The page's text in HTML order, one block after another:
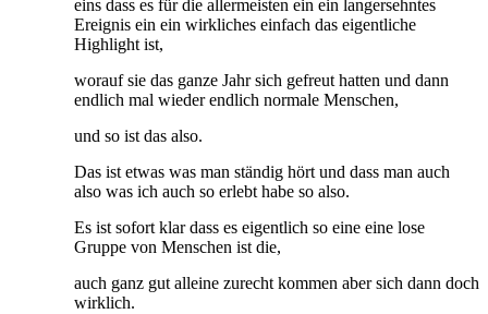
eins dass es für die allermeisten ein ein langersehntes
Ereignis ein ein wirkliches einfach das eigentliche
Highlight ist,
worauf sie das ganze Jahr sich gefreut hatten und dann
endlich mal wieder endlich normale Menschen,
und so ist das also.
Das ist etwas was man ständig hört und dass man auch
also was ich auch so erlebt habe so also.
Es ist sofort klar dass es eigentlich so eine eine lose
Gruppe von Menschen ist die,
auch ganz gut alleine zurecht kommen aber sich dann doch
wirklich.